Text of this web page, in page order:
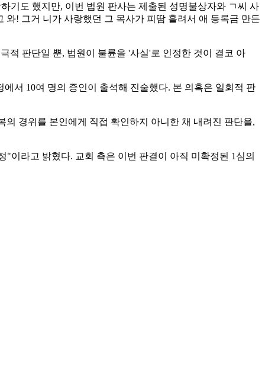
기도 했지만, 이번 법원 판사는 제출된 성명불상자와 ㄱ씨 사
! 그거 니가 사랑했던 그 목사가 피땀 흘려서 애 등록금 만든
적 판단일 뿐, 법원이 불륜을 '사실'로 인정한 것이 결코 아
서 10여 명의 증인이 출석해 진술했다. 본 의혹은 일회적 판
경위를 본인에게 직접 확인하지 아니한 채 내려진 판단을,
이라고 밝혔다. 교회 측은 이번 판결이 아직 미확정된 1심의